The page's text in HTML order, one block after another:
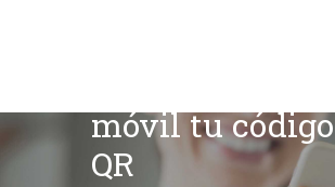
móvil tu código
QR